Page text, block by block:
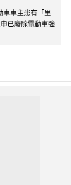
車車主患有「里
已廢除電動車強